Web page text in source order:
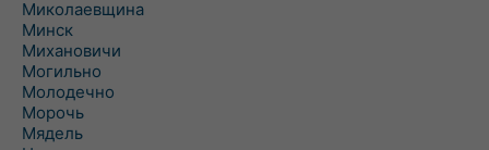
Миколаевщина
Минск
Михановичи
Могильно
Молодечно
Морочь
Мядель